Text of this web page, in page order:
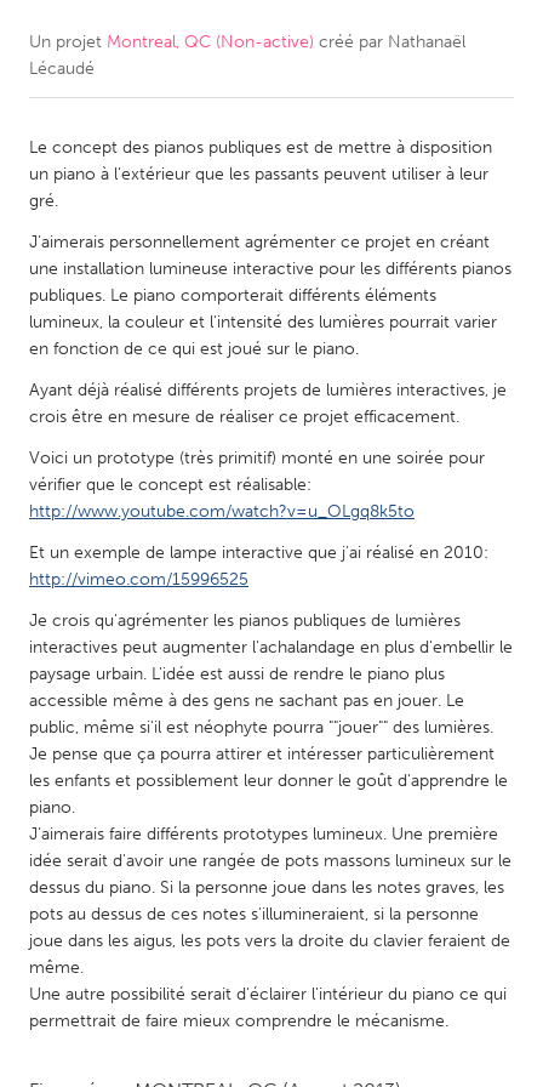
CANADA
Newmarket
Ottawa
South Shore
MALAYSIA
Kuala Lumpur
NETHERLANDS
Rotterdam
QATAR
Qatar
SINGAPORE
Singapore
UNITED KINGDOM
Glasgow
UNITED STATES
Ann Arbor, MI
Austin, TX
Baltimore, MD
Boston, MA
Burlingame-San Mateo, CA
Cass Clay
Chicago, IL
Cleveland, OH
Un projet Montreal, QC (Non-active) créé par Nathanaël
Lécaudé
Le concept des pianos publiques est de mettre à disposition
un piano à l'extérieur que les passants peuvent utiliser à leur
gré.
J'aimerais personnellement agrémenter ce projet en créant
une installation lumineuse interactive pour les différents pianos
publiques. Le piano comporterait différents éléments
lumineux, la couleur et l'intensité des lumières pourrait varier
en fonction de ce qui est joué sur le piano.
Ayant déjà réalisé différents projets de lumières interactives, je
crois être en mesure de réaliser ce projet efficacement.
Voici un prototype (très primitif) monté en une soirée pour
vérifier que le concept est réalisable:
http://www.youtube.com/watch?v=u_OLgq8k5to
Et un exemple de lampe interactive que j'ai réalisé en 2010:
http://vimeo.com/15996525
Je crois qu'agrémenter les pianos publiques de lumières
interactives peut augmenter l'achalandage en plus d'embellir le
paysage urbain. L'idée est aussi de rendre le piano plus
accessible même à des gens ne sachant pas en jouer. Le
public, même si'il est néophyte pourra ""jouer"" des lumières.
Je pense que ça pourra attirer et intéresser particulièrement
les enfants et possiblement leur donner le goût d'apprendre le
piano.
J'aimerais faire différents prototypes lumineux. Une première
idée serait d'avoir une rangée de pots massons lumineux sur le
dessus du piano. Si la personne joue dans les notes graves, les
pots au dessus de ces notes s'illumineraient, si la personne
joue dans les aigus, les pots vers la droite du clavier feraient de
même.
Une autre possibilité serait d'éclairer l'intérieur du piano ce qui
permettrait de faire mieux comprendre le mécanisme.